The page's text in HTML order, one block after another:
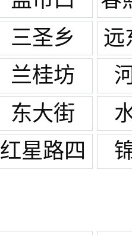
三圣乡
远
兰桂坊
东大街
红星路四